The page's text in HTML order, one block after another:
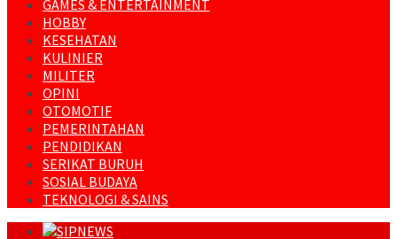
GAMES & ENTERTAINMENT
HOBBY
KESEHATAN
KULINIER
MILITER
OPINI
OTOMOTIF
PEMERINTAHAN
PENDIDIKAN
SERIKAT BURUH
SOSIAL BUDAYA
TEKNOLOGI & SAINS